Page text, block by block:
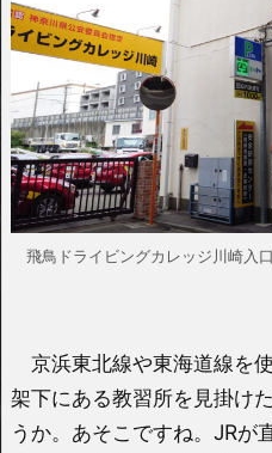
飛鳥ドライビングカレッジ川崎入
京浜東北線や東海道線を
架下にある教習所を見掛け
うか。あそこですね。JRが